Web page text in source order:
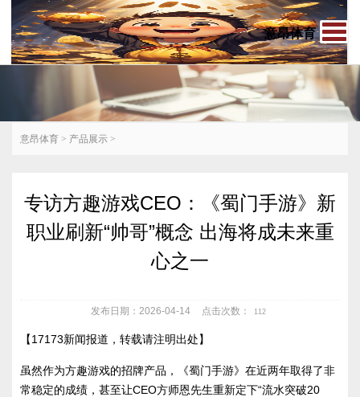
意昂体育
意昂体育 > 产品展示 >
专访方趣游戏CEO：《蜀门手游》新
职业刷新“帅哥”概念 出海将成未来重
心之一
发布日期：2026-04-14 点击次数： 112
【17173新闻报道，转载请注明出处】
虽然作为方趣游戏的招牌产品，《蜀门手游》在近两年取得了非
常稳定的成绩，甚至让CEO方师恩先生重新定下“流水突破20